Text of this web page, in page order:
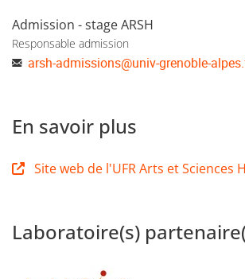
Admission - stage ARSH
Responsable admission
arsh-admissions@univ-grenoble-
En savoir plus
Site web de l'UFR Arts et Sciences
Laboratoire(s)